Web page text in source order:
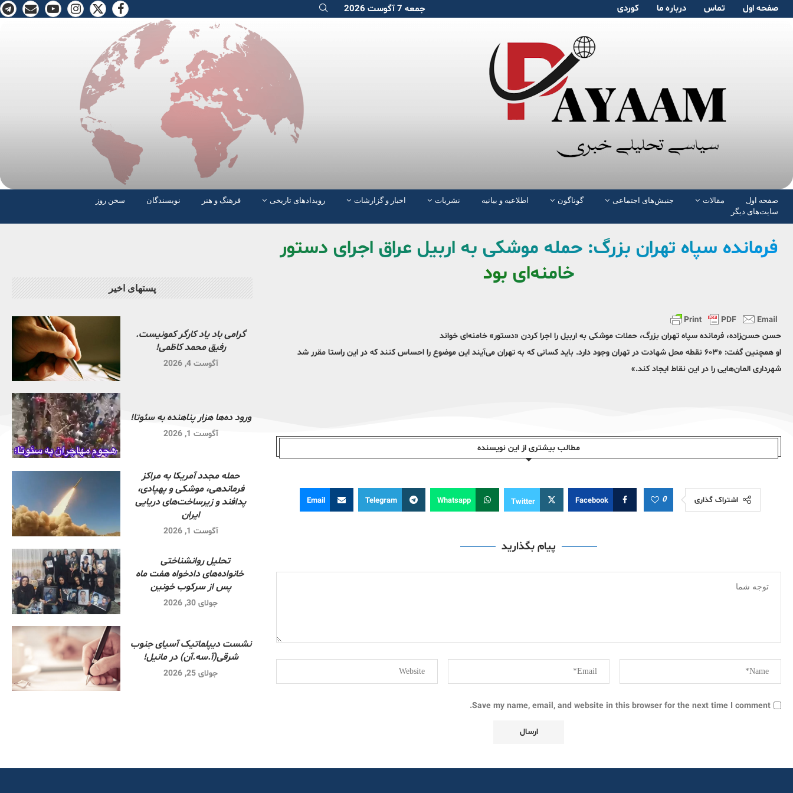
صفحە اول تماس دربارە ما کوردی جمعه 7 آگوست 2026
صفحە اول مقالات جنبش‌های اجتماعی گوناگون اطلاعیه و بیانیه نشریات اخبار و گزارشات رویدادهای تاریخی فرهنگ و هنر نویسندگان
سخن روز
سایت‌های دیگر
فرمانده سپاه تهران بزرگ: حمله موشکی به اربیل عراق اجرای دستور
خامنه‌ای بود
حسن حسن‌زاده، فرمانده سپاه تهران بزرگ، حملات موشکی به اربیل را اجرا کردن «دستور» خامنه‌ای خواند
او همچنین گفت: «۶۰۳ نقطه محل شهادت در تهران وجود دارد. باید کسانی که به تهران می‌آیند این موضوع را احساس کنند که در این راستا مقرر شد
شهرداری المان‌هایی را در این نقاط ایجاد کند.»
مطالب بیشتری از این نویسندە
اشتراک گذاری 0
Facebook
Twitter
Whatsapp
Telegram
Email
پیام بگذارید
Save my name, email, and website in this browser for the next time I comment.
پستهای اخیر
گرامی باد یاد کارگر کمونیست.
رفیق محمد کاظمی!
آگوست 4, 2026
ورود ده‌ها هزار پناهنده به سئوتا!
آگوست 1, 2026
حمله مجدد آمریکا به مراکز
فرماندهی، موشکی و پهپادی،
پدافند و زیرساخت‌های دریایی
ایران
آگوست 1, 2026
تحلیل روانشناختی
خانواده‌های دادخواه هفت ماه
پس از سرکوب خونین
جولای 30, 2026
نشست دیپلماتیک آسیای جنوب
شرقی‌(آ.سه.آن) در مانیل!
جولای 25, 2026